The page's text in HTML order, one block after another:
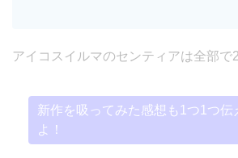
アイコスイルマのセンティアは全部で
新作を吸ってみた感想も1つ1つ伝
よ！